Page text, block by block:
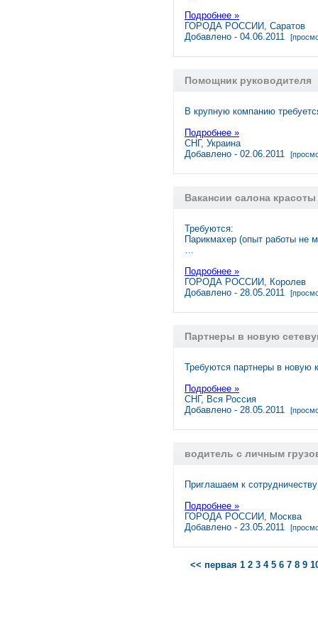
Подробнее »
ГОРОДА РОССИИ, Саратов
Добавлено - 04.06.2011
Помощник руководителя
В крупную компанию
Подробнее »
СНГ, Украина
Добавлено - 02.06.2011
Вакансии салона
Требуются:
Парикмахер (опыт работы не
…
Подробнее »
ГОРОДА РОССИИ, Королев
Добавлено - 28.05.2011
Партнеры в новую
Требуются партнеры в новую
Подробнее »
СНГ, Вся Россия
Добавлено - 28.05.2011
водитель с личным
Приглашаем к
Подробнее »
ГОРОДА РОССИИ, Москва
Добавлено - 23.05.2011
<< первая 1 2 3 4 5 6 7 8 9